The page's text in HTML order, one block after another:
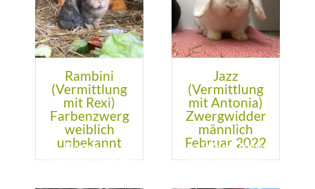
Rambini
(Vermittlung
mit Rexi)
Farbenzwerg
weiblich
unbekannt
Jazz
(Vermittlung
mit Antonia)
Zwergwidder
männlich
Februar 2022